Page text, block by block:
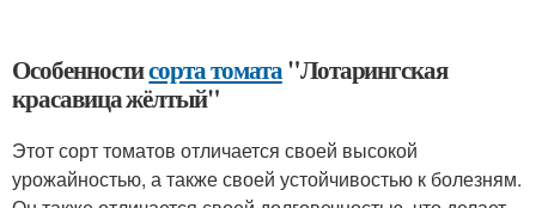
Особенностисорта томата"Лотарингская
красавица жёлтый"
Этот сорт томатов отличается своей высокой
урожайностью, а также своей устойчивостью к болезням.